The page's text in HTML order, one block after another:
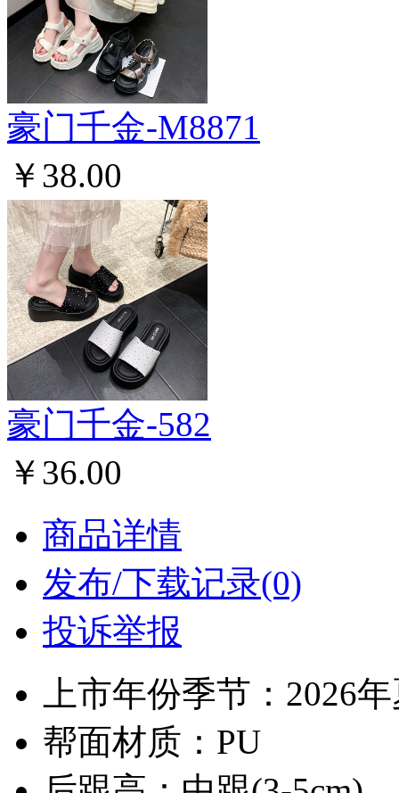
豪门千金-M8871
￥38.00
豪门千金-582
￥36.00
商品详情
发布/下载记录(0)
投诉举报
上市年份季节：2026
帮面材质：PU